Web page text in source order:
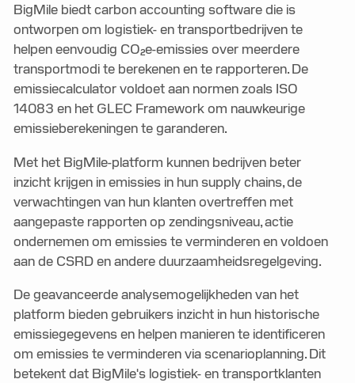
BigMile biedt carbon accounting software die is
ontworpen om logistiek- en transportbedrijven te
helpen eenvoudig CO₂e-emissies over meerdere
transportmodi te berekenen en te rapporteren. De
emissiecalculator voldoet aan normen zoals ISO
14083 en het GLEC Framework om nauwkeurige
emissieberekeningen te garanderen.
Met het BigMile-platform kunnen bedrijven beter
inzicht krijgen in emissies in hun supply chains, de
verwachtingen van hun klanten overtreffen met
aangepaste rapporten op zendingsniveau, actie
ondernemen om emissies te verminderen en voldoen
aan de CSRD en andere duurzaamheidsregelgeving.
De geavanceerde analysemogelijkheden van het
platform bieden gebruikers inzicht in hun historische
emissiegegevens en helpen manieren te identificeren
om emissies te verminderen via scenarioplanning. Dit
betekent dat BigMile's logistiek- en transportklanten